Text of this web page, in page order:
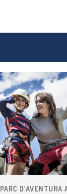
PARC D’AVENTURA